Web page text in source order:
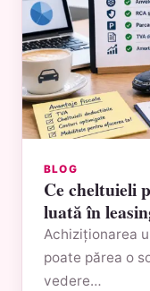
BLOG
Ce cheltuieli
luată în
Achiziționarea
poate părea o
vedere…